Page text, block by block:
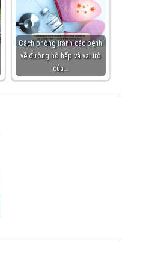
Cách phòng tránh các bệnh
về đường hô hấp và vai trò
của…